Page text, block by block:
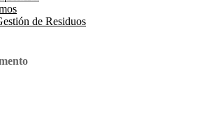
de Residuos